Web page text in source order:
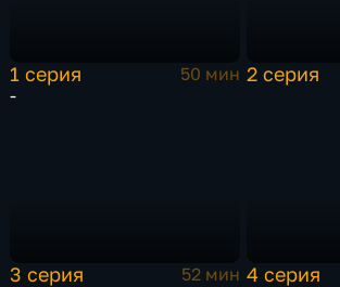
1 серия
50 мин
-
2 серия
3 серия 52 мин 4 серия